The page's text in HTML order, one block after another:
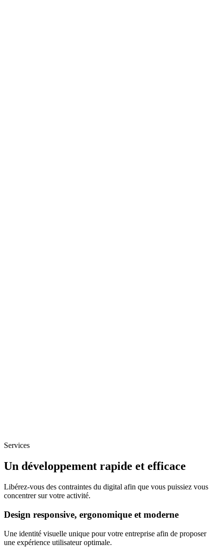
Services
Un développement rapide et efficace
Libérez-vous des contraintes du digital afin que vous puissiez vous
concentrer sur votre activité.
Design responsive, ergonomique et moderne
Une identité visuelle unique pour votre entreprise afin de proposer
une expérience utilisateur optimale.